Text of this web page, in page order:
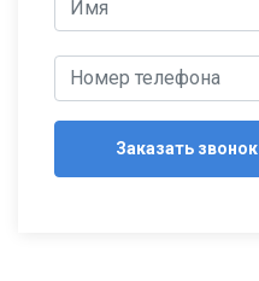
Заказать звонок